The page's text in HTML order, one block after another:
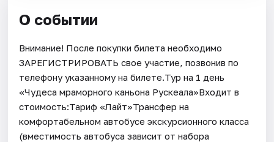
О событии
Внимание! После покупки билета необходимо
ЗАРЕГИСТРИРОВАТЬ свое участие, позвонив по
телефону указанному на билете.Тур на 1 день
«Чудеса мраморного каньона Рускеала»Входит в
стоимость:Тариф «Лайт»Трансфер на
комфортабельном автобусе экскурсионного класса
(вместимость автобуса зависит от набора